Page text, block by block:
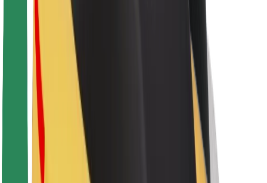
Directrices de la marca
Misión
Relación con inversores
Liderazgo
Fondo Urbano
Seguridad
Seguridad para usuarios